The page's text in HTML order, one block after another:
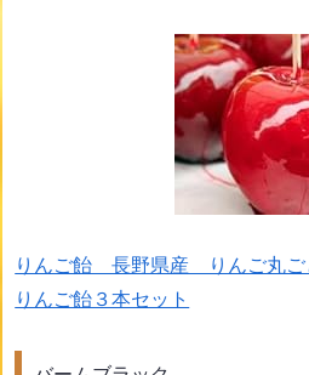
りんご飴 長野県産 りんご丸ご
りんご飴３本セット